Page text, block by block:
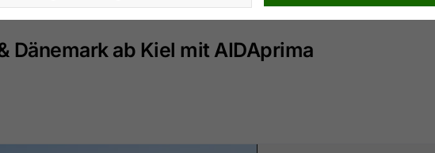
Dänemark ab Kiel mit AIDAprima